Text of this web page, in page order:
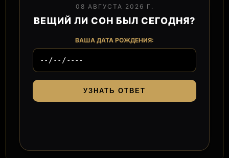
08 АВГУСТА 2026 Г.
ВЕЩИЙ ЛИ СОН БЫЛ СЕГОДНЯ?
ВАША ДАТА РОЖДЕНИЯ:
УЗНАТЬ ОТВЕТ